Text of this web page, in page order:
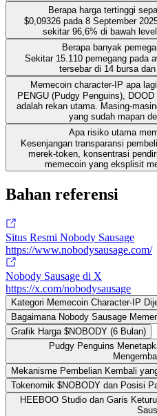
Berapa harga tertinggi
$0,09326 pada 8 September
sekitar 96,6% di bawah
Berapa banyak
Sekitar 15.110 pemegang pada
tersebar di 14 bursa
Memecoin character-IP apa
PENGU (Pudgy Penguins),
adalah rekan utama. Masing-
yang sudah mapan
Apa risiko utama
Kesenjangan transparansi
merek-token, konsentrasi
memecoin yang eksplisit
Bahan referensi
Situs Resmi Nobody Sausage
https://www.nobodysausage.com/
Nobody Sausage di X
https://x.com/nobodysausage
Kategori Memecoin Character-IP
Bagaimana Nobody Sausage
Grafik Harga $NOBODY (6 Bulan)
Pudgy Penguins
Mekanisme Pembelian Kembali
Tokenomik $NOBODY dan Posisi
HEEBOO Studio dan Garis